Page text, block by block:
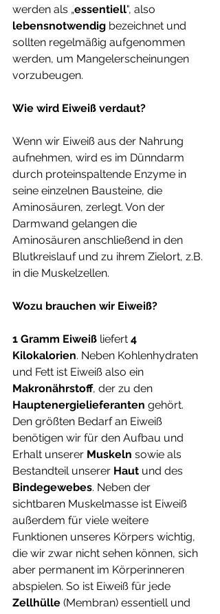
werden als „essentiell", also
lebensnotwendig bezeichnet und
sollten regelmäßig aufgenommen
werden, um Mangelerscheinungen
vorzubeugen.
Wie wird Eiweiß verdaut?
Wenn wir Eiweiß aus der Nahrung
aufnehmen, wird es im Dünndarm
durch proteinspaltende Enzyme in
seine einzelnen Bausteine, die
Aminosäuren, zerlegt. Von der
Darmwand gelangen die
Aminosäuren anschließend in den
Blutkreislauf und zu ihrem Zielort, z.B.
in die Muskelzellen.
Wozu brauchen wir Eiweiß?
1 Gramm Eiweiß liefert 4
Kilokalorien. Neben Kohlenhydraten
und Fett ist Eiweiß also ein
Makronährstoff, der zu den
Hauptenergielieferanten gehört.
Den größten Bedarf an Eiweiß
benötigen wir für den Aufbau und
Erhalt unserer Muskeln sowie als
Bestandteil unserer Haut und des
Bindegewebes. Neben der
sichtbaren Muskelmasse ist Eiweiß
außerdem für viele weitere
Funktionen unseres Körpers wichtig,
die wir zwar nicht sehen können, sich
aber permanent im Körperinneren
abspielen. So ist Eiweiß für jede
Zellhülle (Membran) essentiell und